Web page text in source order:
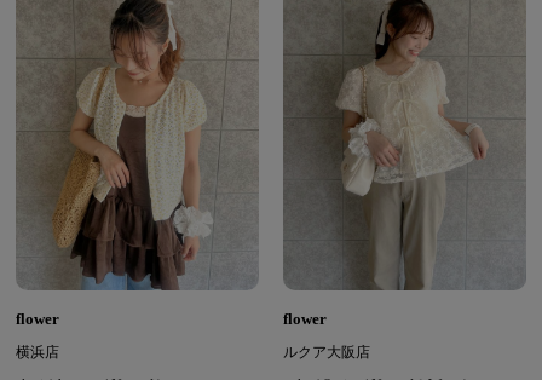
flower
横浜店
flower
ルクア大阪店